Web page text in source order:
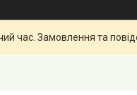
час. Замовлення та